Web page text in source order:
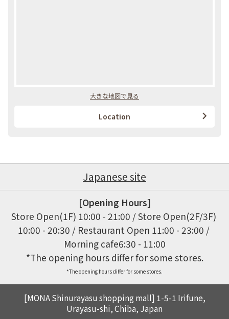
大きな地図で見る
Location
Japanese site
[Opening Hours]
Store Open(1F) 10:00 - 21:00 / Store Open(2F/3F)
10:00 - 20:30 / Restaurant Open 11:00 - 23:00 /
Morning cafe6:30 - 11:00
*The opening hours differ for some stores.
[MONA Shinurayasu shopping mall] 1-5-1 Irifune,
Urayasu-shi, Chiba, Japan